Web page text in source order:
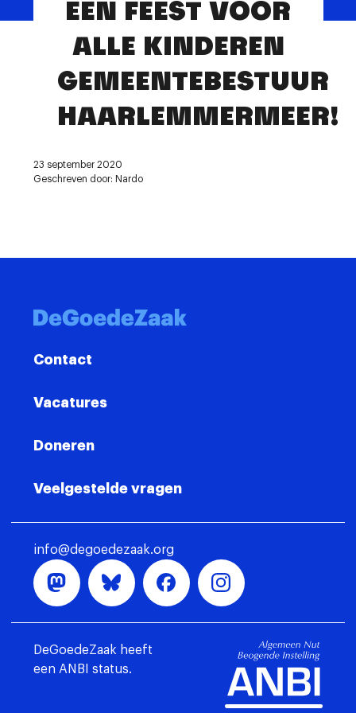
ContactEEN FEEST VOOR
ALLE KINDEREN
GEMEENTEBESTUUR
HAARLEMMERMEER!
23 september 2020
Geschreven door: Nardo
Contact
Vacatures
Doneren
Veelgestelde vragen
info@degoedezaak.org
DeGoedeZaak heeft
een ANBI status.